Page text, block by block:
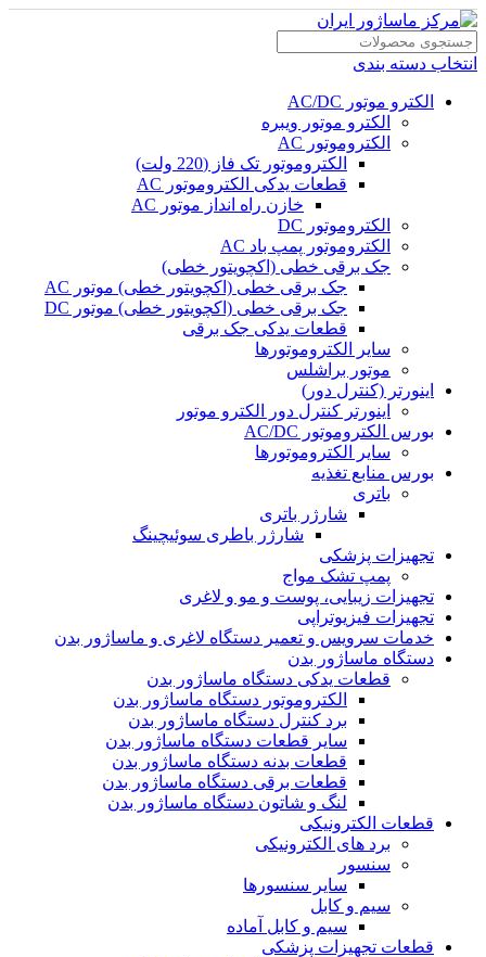
انتخاب دسته بندی
الکترو موتور AC/DC
الکترو موتور ویبره
الکتروموتور AC
الکتروموتور تک فاز (220 ولت)
قطعات یدکی الکتروموتور AC
خازن راه انداز موتور AC
الکتروموتور DC
الکتروموتور پمپ باد AC
جک برقی خطی (اکچویتور خطی)
جک برقی خطی (اکچویتور خطی) موتور AC
جک برقی خطی (اکچویتور خطی) موتور DC
قطعات یدکی جک برقی
سایر الکتروموتورها
موتور براشلس
اینورتر (کنترل دور)
اینورتر کنترل دور الکترو موتور
بورس الکتروموتور AC/DC
سایر الکتروموتورها
بورس منابع تغذیه
باتری
شارژر باتری
شارژر باطری سوئیچینگ
تجهیزات پزشکی
پمپ تشک مواج
تجهیزات زیبایی، پوست و مو و لاغری
تجهیزات فیزیوتراپی
خدمات سرویس و تعمیر دستگاه لاغری و ماساژور بدن
دستگاه ماساژور بدن
قطعات یدکی دستگاه ماساژور بدن
الکتروموتور دستگاه ماساژور بدن
برد کنترل دستگاه ماساژور بدن
سایر قطعات دستگاه ماساژور بدن
قطعات بدنه دستگاه ماساژور بدن
قطعات برقی دستگاه ماساژور بدن
لنگ و شاتون دستگاه ماساژور بدن
قطعات الکترونیکی
برد های الکترونیکی
سنسور
سایر سنسورها
سیم و کابل
سیم و کابل آماده
قطعات تجهیزات پزشکی